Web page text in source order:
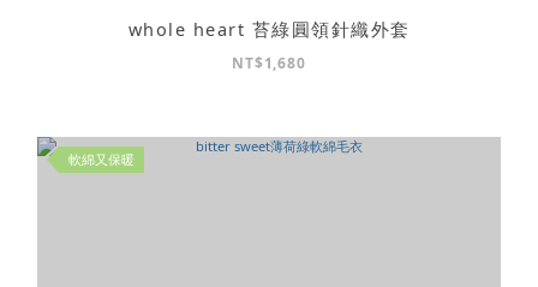
whole heart 苔綠圓領針織外套
NT$1,680
軟綿又保暖